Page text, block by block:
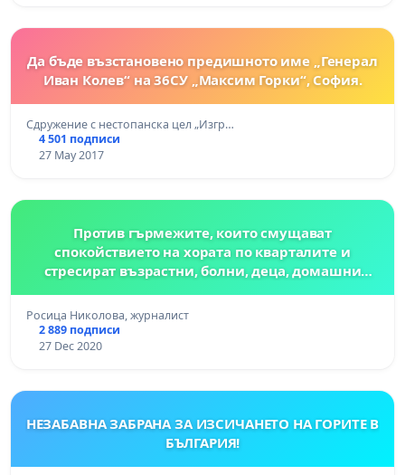
Да бъде възстановено предишното име „Генерал
Иван Колев“ на 36СУ „Максим Горки“, София.
Сдружение с нестопанска цел „Изгр…
4 501 подписи
27 May 2017
Против гърмежите, които смущават
спокойствието на хората по кварталите и
стресират възрастни, болни, деца, домашни
Росица Николова, журналист
2 889 подписи
27 Dec 2020
НЕЗАБАВНА ЗАБРАНА ЗА ИЗСИЧАНЕТО НА ГОРИТЕ В
БЪЛГАРИЯ!